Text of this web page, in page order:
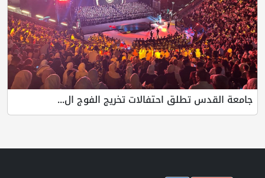
جامعة القدس تطلق احتفالات تخريج الفوج ال...